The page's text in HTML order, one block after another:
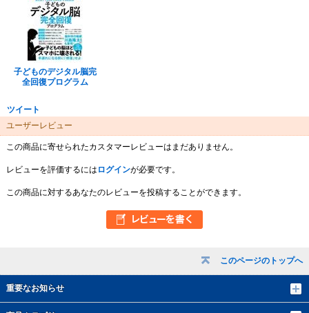
このページのトップへ
重要なお知らせ
子どものデジタル脳完
全回復プログラム
ツイート
ユーザーレビュー
この商品に寄せられたカスタマーレビューはまだありません。
レビューを評価するには ログインが必要です。
この商品に対するあなたのレビューを投稿することができます。